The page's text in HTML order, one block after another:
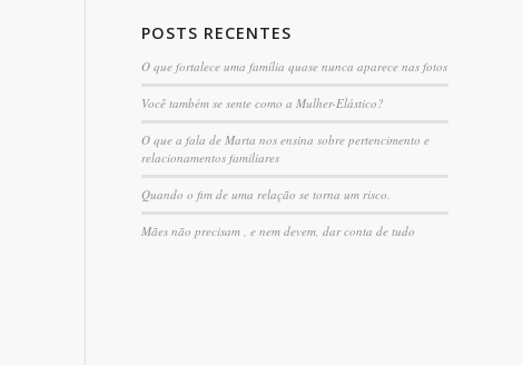
POSTS RECENTES
O que fortalece uma família quase nunca aparece nas fotos
Você também se sente como a Mulher-Elástico?
O que a fala de Marta nos ensina sobre pertencimento e
relacionamentos familiares
Quando o fim de uma relação se torna um risco.
Mães não precisam , e nem devem, dar conta de tudo